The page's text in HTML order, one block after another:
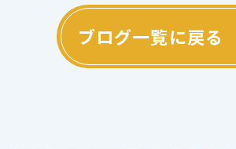
ブログ一覧に戻る